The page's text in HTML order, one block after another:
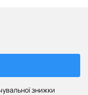
знижки